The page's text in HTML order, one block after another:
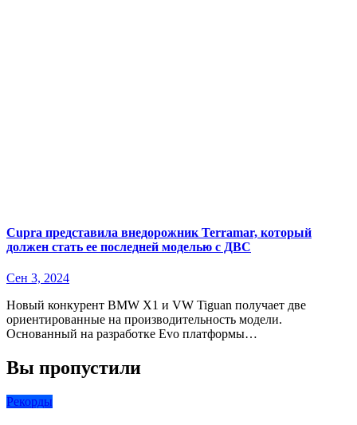
Cupra представила внедорожник Terramar, который
должен стать ее последней моделью с ДВС
Сен 3, 2024
Новый конкурент BMW X1 и VW Tiguan получает две
ориентированные на производительность модели.
Основанный на разработке Evo платформы…
Вы пропустили
Рекорды